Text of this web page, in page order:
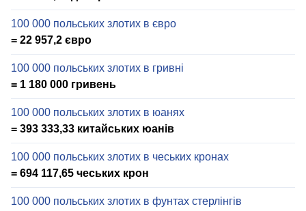
100 000 польських злотих в євро
= 22 957,2 євро
100 000 польських злотих в гривні
= 1 180 000 гривень
100 000 польських злотих в юанях
= 393 333,33 китайських юанів
100 000 польських злотих в чеських кронах
= 694 117,65 чеських крон
100 000 польських злотих в фунтах стерлінгів